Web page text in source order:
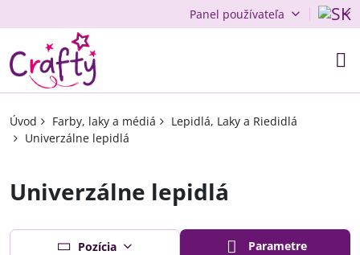
Panel používateľa
Úvod Farby, laky a médiá
Lepidlá, Laky a Riedidlá
Univerzálne lepidlá
Univerzálne lepidlá
Pozícia Parametre